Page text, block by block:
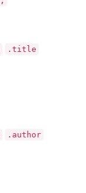
.title
.author